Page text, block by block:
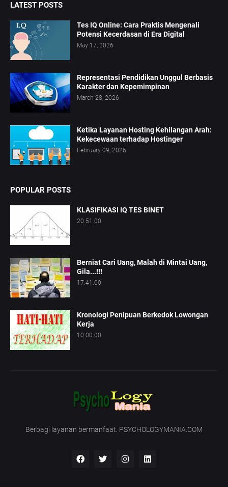
LATEST POSTS
Tes IQ Online: Cara Praktis Mengenali
Potensi Kecerdasan di Era Digital
May 17, 2026
Representasi Pendidikan Unggul Berbasis
Karakter dan Kepemimpinan
March 28, 2026
Ketika Layanan Hosting Kehilangan Arah:
Kekecewaan terhadap Hostinger
February 09, 2026
POPULAR POSTS
KLASIFIKASI IQ TES BINET
20.51.00
Berniat Cari Uang, Malah di Mintai Uang,
Gila...!!!
17.41.00
Kronologi Penipuan Berkedok Lowongan
Kerja
10.00.00
Berbagi layanan bermanfaat. PSYCHOLOGYMANIA.COM